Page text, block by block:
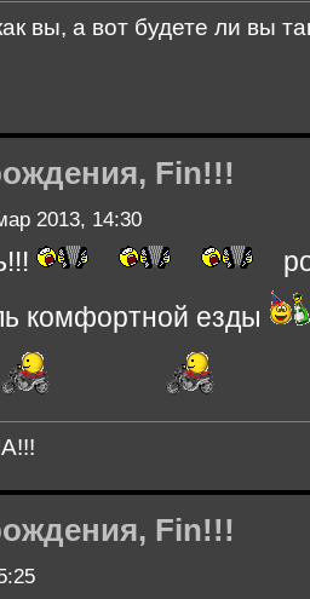
вы, а вот будете ли вы
Fin!!!
2013, 14:30
комфортной езды
Fin!!!